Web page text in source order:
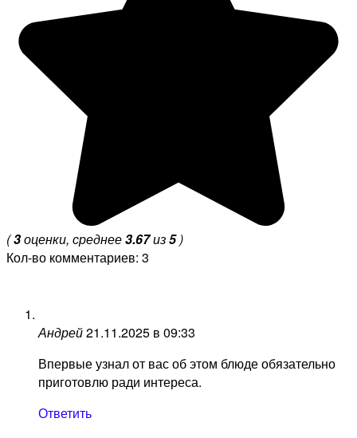
(3оценки, среднее3.67из5)
Кол-во комментариев: 3
Андрей21.11.2025 в 09:33
Впервые узнал от вас об этом блюде обязательно
приготовлю ради интереса.
Ответить